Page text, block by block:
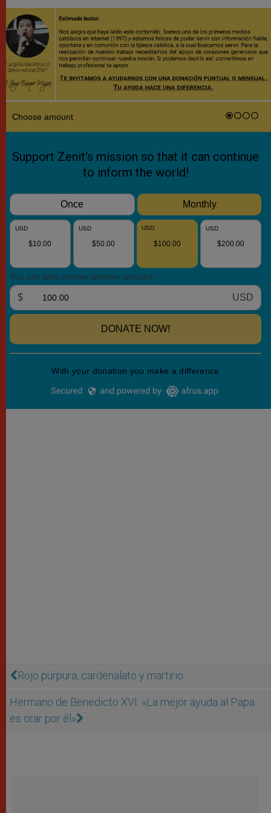
Rojo púrpura, cardenalato y martirio
Hermano de Benedicto XVI: «La mejor ayuda al Papa
es orar por él»